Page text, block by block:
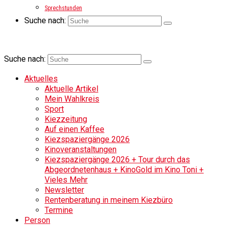
Sprechstunden
Suche nach:
Suche nach:
Aktuelles
Aktuelle Artikel
Mein Wahlkreis
Sport
Kiezzeitung
Auf einen Kaffee
Kiezspaziergänge 2026
Kinoveranstaltungen
Kiezspaziergänge 2026 + Tour durch das
Abgeordnetenhaus + KinoGold im Kino Toni +
Vieles Mehr
Newsletter
Rentenberatung in meinem Kiezbüro
Termine
Person